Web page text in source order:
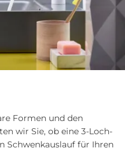
Formen und den
wir Sie, ob eine 3-Loch-
Schwenkauslauf für Ihren